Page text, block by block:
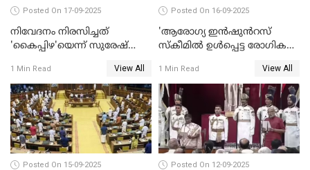
Posted On 17-09-2025
നിവേദനം നിരസിച്ചത്
'കൈപ്പിഴ'യെന്ന് സുരേഷ്
1 Min Read View All
Posted On 16-09-2025
'ആരോഗ്യ ഇൻഷുൻറസ്
സ്കീമിൽ ഉൾപ്പെട്ട രോഗികൾ
വാങ്ങി നൽകേണ്ട സാഹചര്യം
ഇല്ല'; വീണ ജോർജ് WATCH
VIDEO
1 Min Read View All
Posted On 15-09-2025 Posted On 12-09-2025